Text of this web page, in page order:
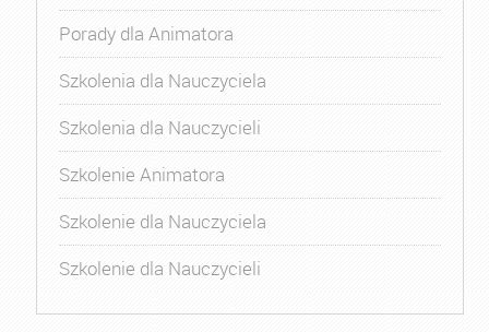
Porady dla Animatora
Szkolenia dla Nauczyciela
Szkolenia dla Nauczycieli
Szkolenie Animatora
Szkolenie dla Nauczyciela
Szkolenie dla Nauczycieli